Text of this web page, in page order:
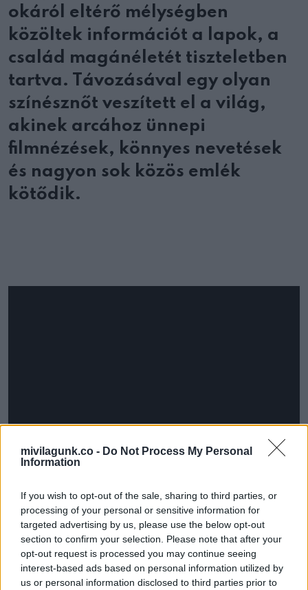
mivilagunk.co - Do Not Process My Personal
Information
If you wish to opt-out of the sale, sharing to third parties, or
processing of your personal or sensitive information for
targeted advertising by us, please use the below opt-out
section to confirm your selection. Please note that after your
opt-out request is processed you may continue seeing
interest-based ads based on personal information utilized by
us or personal information disclosed to third parties prior to
okáról eltérő mélységben
közöltek információt a lapok, a
család magánéletét tiszteletben
tartva. Távozásával egy olyan
színésznőt veszített el a világ,
akinek arcához ünnepi
filmnézések, könnyes nevetések
és nagyon sok közös emlék
kötődik.
CIKK FORRÁSA: minden-egyben.com